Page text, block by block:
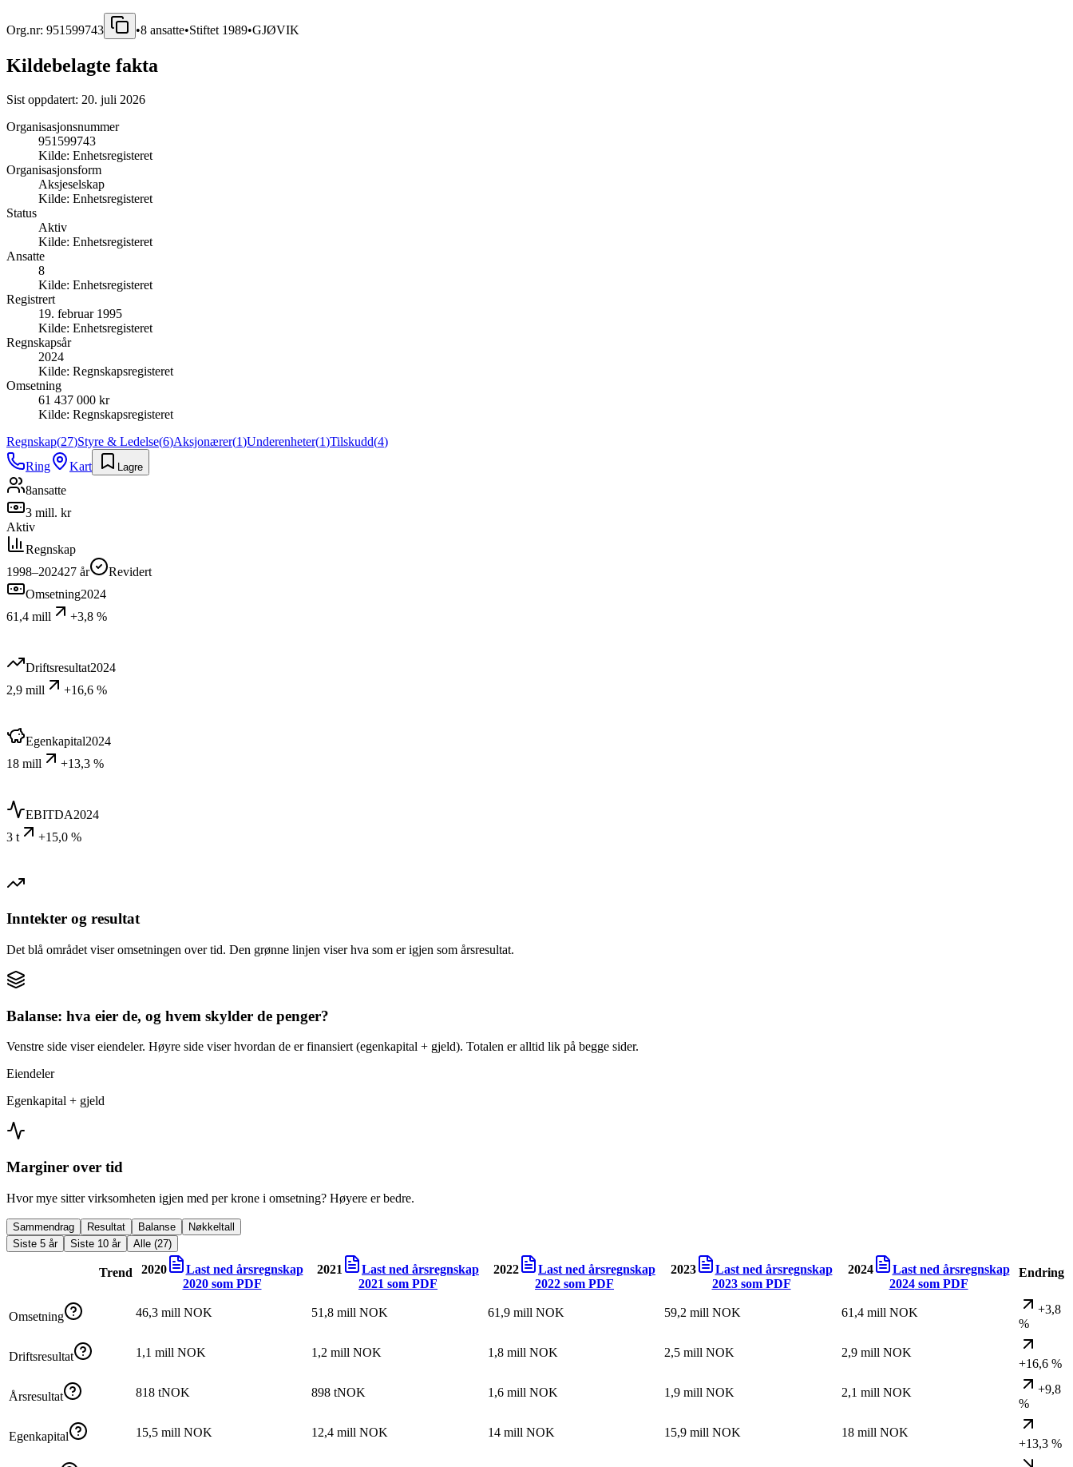
Org.nr: 951599743 •8 ansatte•Stiftet 1989•GJØVIK
Kildebelagte fakta
Sist oppdatert: 20. juli 2026
Organisasjonsnummer
951599743
Kilde: Enhetsregisteret
Organisasjonsform
Aksjeselskap
Kilde: Enhetsregisteret
Status
Aktiv
Kilde: Enhetsregisteret
Ansatte
8
Kilde: Enhetsregisteret
Registrert
19. februar 1995
Kilde: Enhetsregisteret
Regnskapsår
2024
Kilde: Regnskapsregisteret
Omsetning
61 437 000 kr
Kilde: Regnskapsregisteret
Regnskap(27)Styre & Ledelse(6)Aksjonærer(1)Underenheter(1)Tilskudd(4)
Ring
Kart Lagre
8ansatte
3 mill. kr
Aktiv
Regnskap
1998–202427 år
Revidert
Omsetning2024
61,4 mill
+3,8 %
Driftsresultat2024
2,9 mill
+16,6 %
Egenkapital2024
18 mill
+13,3 %
EBITDA2024
3 t
+15,0 %
Inntekter og resultat
Det blå området viser omsetningen over tid. Den grønne linjen viser hva som er igjen som årsresultat.
Balanse: hva eier de, og hvem skylder de penger?
Venstre side viser eiendeler. Høyre side viser hvordan de er finansiert (egenkapital + gjeld). Totalen er alltid lik på begge sider.
Eiendeler
Egenkapital + gjeld
Marginer over tid
Hvor mye sitter virksomheten igjen med per krone i omsetning? Høyere er bedre.
Sammendrag Resultat Balanse
Nøkkeltall
Siste 5 år
Siste 10 år Alle (27)
Trend 2020
Last ned årsregnskap
2020som PDF
2021
Last ned årsregnskap
2021 som PDF
2022
Last ned årsregnskap
2022 som PDF
2023
Last ned årsregnskap
2023som PDF
2024
Last ned årsregnskap
2024som PDF
Endring
Omsetning 46,3 mill NOK 51,8 mill NOK 61,9 mill NOK 59,2 mill NOK 61,4 mill NOK
+3,8
%
Driftsresultat 1,1 mill NOK 1,2 mill NOK 1,8 mill NOK 2,5 mill NOK
2,9 mill NOK
+16,6 %
Årsresultat 818 tNOK 898 tNOK 1,6 mill NOK 1,9 mill NOK 2,1 mill NOK
+9,8
%
Egenkapital 15,5 mill NOK 12,4 mill NOK 14 mill NOK 15,9 mill NOK
18 mill NOK
+13,3 %